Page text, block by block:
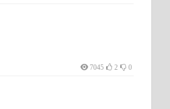
0
2
7045